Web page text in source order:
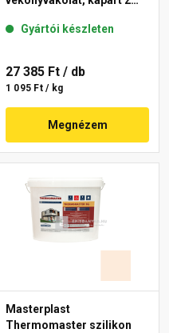
Gyártói készleten
27 385 Ft / db
1 095 Ft / kg
Megnézem
Masterplast
Thermomaster szilikon